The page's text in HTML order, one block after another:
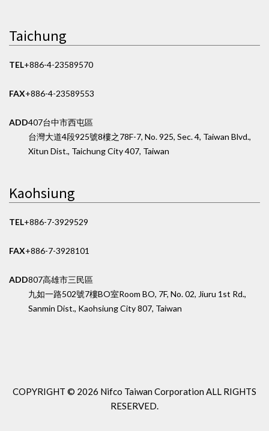
Taichung
TEL+886-4-23589570
FAX+886-4-23589553
ADD407台中市西屯區
台灣大道4段925號8樓之78F-7, No. 925, Sec. 4, Taiwan Blvd.,
Xitun Dist., Taichung City 407, Taiwan
Kaohsiung
TEL+886-7-3929529
FAX+886-7-3928101
ADD807高雄市三民區
九如一路502號7樓BO室Room BO, 7F, No. 02, Jiuru 1st Rd.,
Sanmin Dist., Kaohsiung City 807, Taiwan
COPYRIGHT © 2026 Nifco Taiwan Corporation ALL RIGHTS
RESERVED.